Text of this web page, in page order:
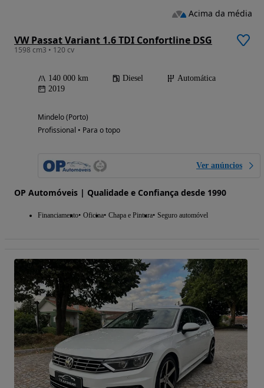
VW Passat Variant 1.6 TDI Confortline DSG
1598 cm3 • 120 cv
140 000 km Diesel
Automática
2019
Mindelo (Porto)
Profissional • Para o topo
Ver anúncios
OP Automóveis | Qualidade e Confiança desde 1990
Financiamento Oficina Chapa e Pintura Seguro automóvel
Acima da média